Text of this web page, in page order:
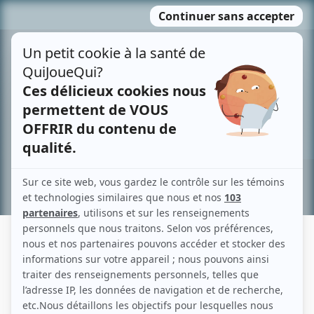
MENU
contenu
Recherche avancée »
RYAN COOLEY
Liens
Fiche de Ryan Cooley sur Showbizz.net